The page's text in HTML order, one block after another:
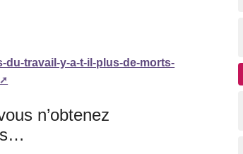
du-travail-y-a-t-il-plus-de-morts-
n’obtenez